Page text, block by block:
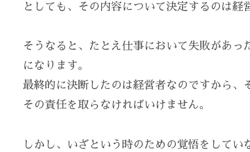
としても、その内容について決定するのは経
そうなると、たとえ仕事において失敗があ
になります。
最終的に決断したのは経営者なのですから
その責任を取らなければいけません。
しかし、いざという時のための覚悟をして